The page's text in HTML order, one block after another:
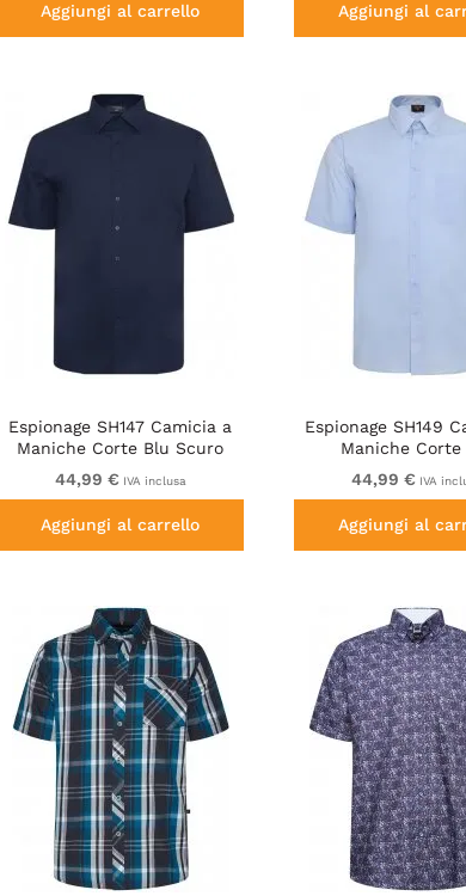
Aggiungi al carrello Aggiungi al
Espionage SH147 Camicia a
Maniche Corte Blu Scuro
44,99 € IVA inclusa
Aggiungi al carrello
Espionage SH149
Maniche Corte
44,99 € IVA
Aggiungi al